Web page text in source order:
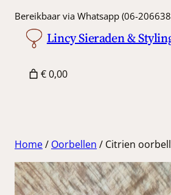
GaBereikbaar via Whatsapp
Lincy Sieraden &
€ 0,00
Home/ Oorbellen / Citrien